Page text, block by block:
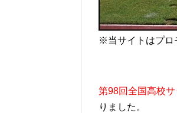
※当サイトはプロ
第98回全国高校
りました。